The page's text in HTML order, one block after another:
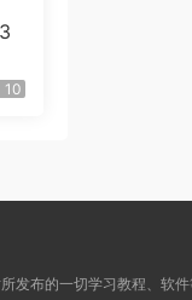
10
布的一切学习教程、软